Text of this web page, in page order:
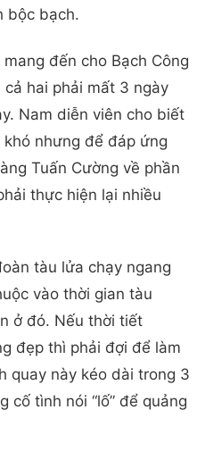
bộc bạch.
đến cho Bạch Công
cả hai phải mất 3 ngày
Nam diễn viên cho biết
nhưng để đáp ứng
Tuấn Cường về phần
thực hiện lại nhiều
tàu lửa chạy ngang
vào thời gian tàu
ở đó. Nếu thời tiết
đẹp thì phải đợi để làm
quay này kéo dài trong 3
cố tình nói “lố” để quảng